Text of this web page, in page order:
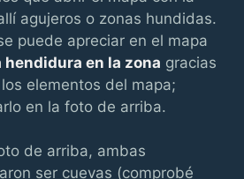
agujeros o zonas hundidas.
puede apreciar en el mapa
hendidura en la zona gracias
elementos del mapa;
en la foto de arriba.
de arriba, ambas
ser cuevas (comprobé